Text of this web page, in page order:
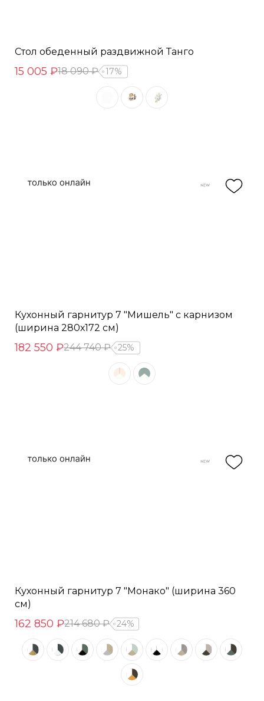
Стол обеденный раздвижной Танго
15 005 ₽18 090 ₽ 17%
Кухонный гарнитур 7 "Мишель" с карнизом
(ширина 280х172 см)
182 550 ₽244 740 ₽ 25%
Кухонный гарнитур 7 "Монако" (ширина 360
см)
162 850 ₽214 680 ₽ 24%